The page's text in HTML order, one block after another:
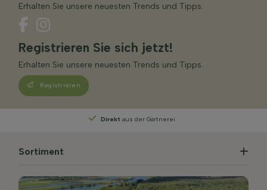
Erhalten Sie unsere neuesten Trends und Tipps.
Registrieren Sie sich jetzt!
Erhalten Sie unsere neuesten Trends und Tipps.
Registrieren
Direktaus der Gärtnerei
Sortiment